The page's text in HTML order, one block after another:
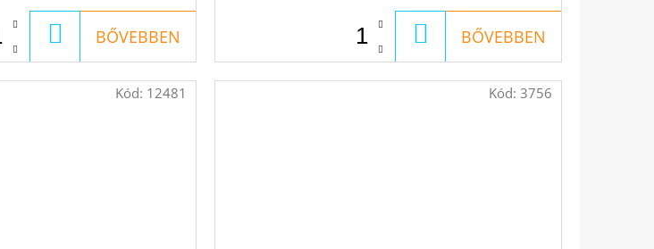
KOSÁRBA
BŐVEBBEN KOSÁRBA
BŐVEBBEN
Kód: 12481 Kód: 3756